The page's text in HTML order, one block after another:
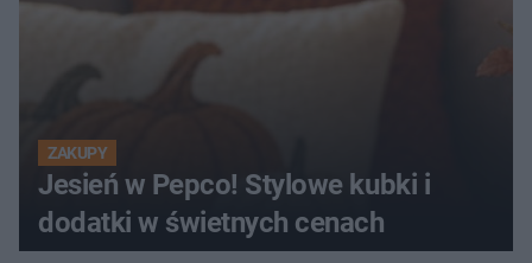
ZAKUPY
Jesień w Pepco! Stylowe kubki i
dodatki w świetnych cenach